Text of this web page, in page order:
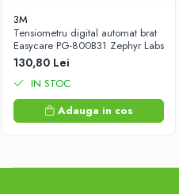
3M
Tensiometru digital automat brat
Easycare PG-800B31 Zephyr Labs
130,80 Lei
IN STOC
Adauga in cos